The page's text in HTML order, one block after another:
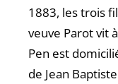
1883, les trois
veuve Parot vit
Pen est
de Jean